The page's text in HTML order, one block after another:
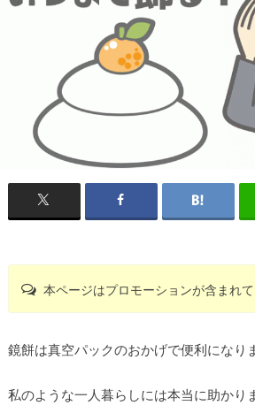
本ページはプロモーションが含まれ
鏡餅は真空パックのおかげで便利になり
私のような一人暮らしには本当に助かり